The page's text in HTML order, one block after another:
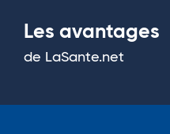
Les avantages
de LaSante.net